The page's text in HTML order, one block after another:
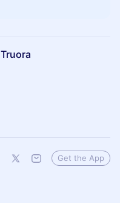
Get the App